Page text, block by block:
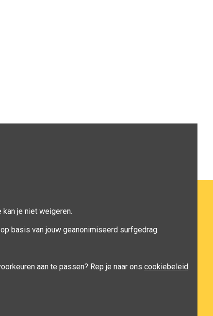
je niet weigeren.
basis van jouw geanonimiseerd surfgedrag.
aan te passen? Rep je naar ons cookiebeleid.